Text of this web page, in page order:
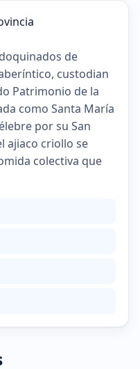
de
custodian
Patrimonio de la
como Santa María
por su San
ajiaco criollo se
colectiva que